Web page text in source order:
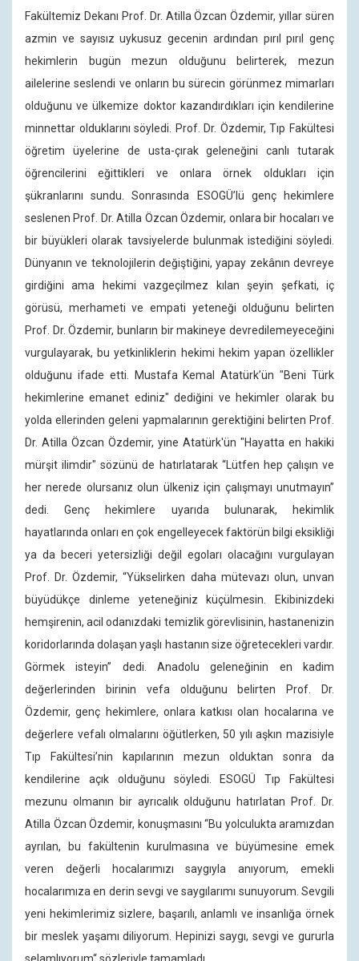
Fakültemiz Dekanı Prof. Dr. Atilla Özcan Özdemir, yıllar süren
azmin ve sayısız uykusuz gecenin ardından pırıl pırıl genç
hekimlerin bugün mezun olduğunu belirterek, mezun
ailelerine seslendi ve onların bu sürecin görünmez mimarları
olduğunu ve ülkemize doktor kazandırdıkları için kendilerine
minnettar olduklarını söyledi. Prof. Dr. Özdemir, Tıp Fakültesi
öğretim üyelerine de usta-çırak geleneğini canlı tutarak
öğrencilerini eğittikleri ve onlara örnek oldukları için
şükranlarını sundu. Sonrasında ESOGÜ’lü genç hekimlere
seslenen Prof. Dr. Atilla Özcan Özdemir, onlara bir hocaları ve
bir büyükleri olarak tavsiyelerde bulunmak istediğini söyledi.
Dünyanın ve teknolojilerin değiştiğini, yapay zekânın devreye
girdiğini ama hekimi vazgeçilmez kılan şeyin şefkati, iç
görüsü, merhameti ve empati yeteneği olduğunu belirten
Prof. Dr. Özdemir, bunların bir makineye devredilemeyeceğini
vurgulayarak, bu yetkinliklerin hekimi hekim yapan özellikler
olduğunu ifade etti. Mustafa Kemal Atatürk’ün "Beni Türk
hekimlerine emanet ediniz" dediğini ve hekimler olarak bu
yolda ellerinden geleni yapmalarının gerektiğini belirten Prof.
Dr. Atilla Özcan Özdemir, yine Atatürk'ün "Hayatta en hakiki
mürşit ilimdir" sözünü de hatırlatarak “Lütfen hep çalışın ve
her nerede olursanız olun ülkeniz için çalışmayı unutmayın”
dedi. Genç hekimlere uyarıda bulunarak, hekimlik
hayatlarında onları en çok engelleyecek faktörün bilgi eksikliği
ya da beceri yetersizliği değil egoları olacağını vurgulayan
Prof. Dr. Özdemir, “Yükselirken daha mütevazı olun, unvan
büyüdükçe dinleme yeteneğiniz küçülmesin. Ekibinizdeki
hemşirenin, acil odanızdaki temizlik görevlisinin, hastanenizin
koridorlarında dolaşan yaşlı hastanın size öğretecekleri vardır.
Görmek isteyin” dedi. Anadolu geleneğinin en kadim
değerlerinden birinin vefa olduğunu belirten Prof. Dr.
Özdemir, genç hekimlere, onlara katkısı olan hocalarına ve
değerlere vefalı olmalarını öğütlerken, 50 yılı aşkın mazisiyle
Tıp Fakültesi’nin kapılarının mezun olduktan sonra da
kendilerine açık olduğunu söyledi. ESOGÜ Tıp Fakültesi
mezunu olmanın bir ayrıcalık olduğunu hatırlatan Prof. Dr.
Atilla Özcan Özdemir, konuşmasını “Bu yolculukta aramızdan
ayrılan, bu fakültenin kurulmasına ve büyümesine emek
veren değerli hocalarımızı saygıyla anıyorum, emekli
hocalarımıza en derin sevgi ve saygılarımı sunuyorum. Sevgili
yeni hekimlerimiz sizlere, başarılı, anlamlı ve insanlığa örnek
bir meslek yaşamı diliyorum. Hepinizi saygı, sevgi ve gururla